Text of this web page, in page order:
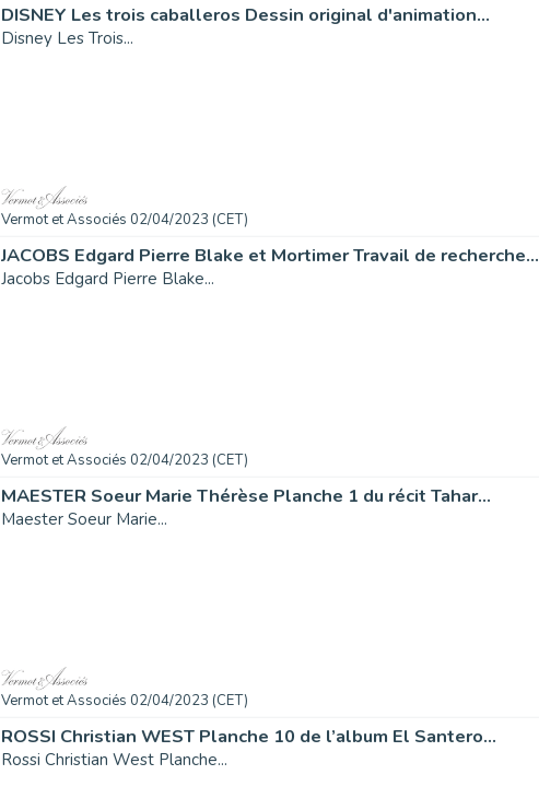
DISNEY Les trois caballeros Dessin original d'animation...
Disney Les Trois...
Vermot et Associés 02/04/2023 (CET)
JACOBS Edgard Pierre Blake et Mortimer Travail de recherche...
Jacobs Edgard Pierre Blake...
Vermot et Associés 02/04/2023 (CET)
MAESTER Soeur Marie Thérèse Planche 1 du récit Tahar...
Maester Soeur Marie...
Vermot et Associés 02/04/2023 (CET)
ROSSI Christian WEST Planche 10 de l’album El Santero...
Rossi Christian West Planche...